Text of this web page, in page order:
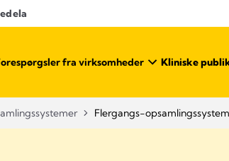
fra virksomheder Kliniske
Flergangs-